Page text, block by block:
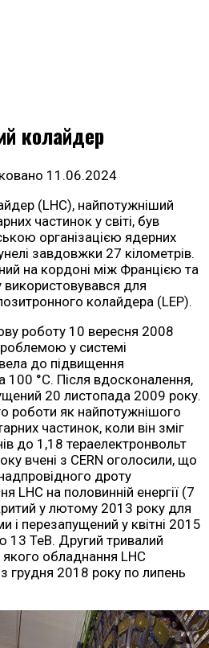
колайдер
11.06.2024
(LHC), найпотужніший
частинок у світі, був
організацією ядерних
завдовжки 27 кілометрів.
на кордоні між Францією та
для
колайдера (LEP).
роботу 10 вересня 2008
у системі
до підвищення
100 °C. Після вдосконалення,
20 листопада 2009 року.
роботи як найпотужнішого
частинок, коли він зміг
до 1,18 тераелектронвольт
вчені з CERN оголосили, що
дроту
LHC на половинній енергії (7
у лютому 2013 року для
і перезапущений у квітні 2015
13 ТеВ. Другий тривалий
якого обладнання LHC
грудня 2018 року по липень